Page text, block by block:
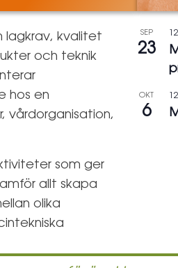
lagkrav, kvalitet
och teknik
hos en
vårdorganisation,
som ger
allt skapa
olika
SEP
23
OKT
6